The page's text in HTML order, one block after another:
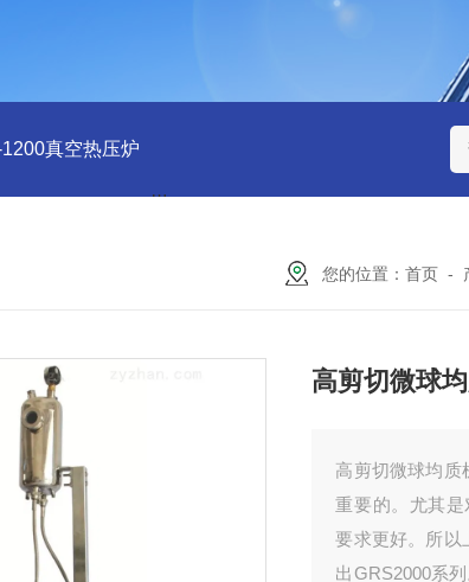
1200真空热压炉 LNHZ-1200
您的位置： 首页 -
高剪切微球
高剪切微球均质
重要的。尤其
要求更好。所以
出GRS2000系